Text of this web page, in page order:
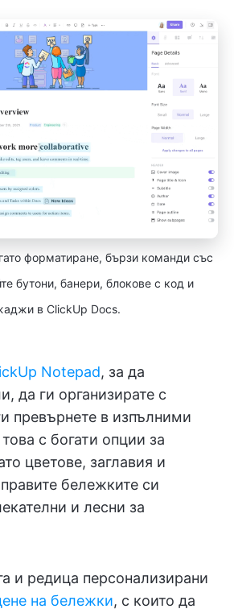
форматиране, бързи команди със
бутони, банери, блокове с код и
в ClickUp Docs.
Notepad, за да
да ги организирате с
превърнете в изпълними
с богати опции за
цветове, заглавия и
бележките си
и лесни за
и редица персонализирани
на бележки, с които да